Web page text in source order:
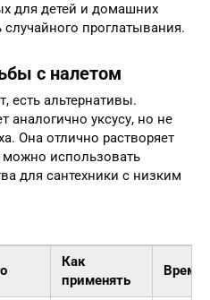
для детей и домашних
проглатывания.
с налетом
есть альтернативы.
аналогично уксусу, но не
Она отлично растворяет
использовать
для сантехники с низким
Как
применять
Время